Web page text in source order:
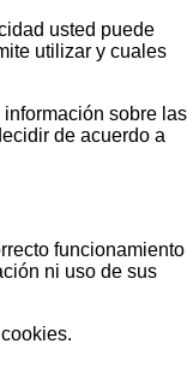
usted puede
utilizar y cuales
sobre las
de acuerdo a
funcionamiento
ni uso de sus